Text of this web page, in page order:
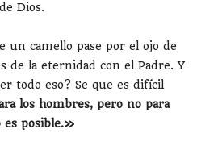
Dios.
un camello pase por el ojo de
de la eternidad con el Padre. Y
todo eso? Se que es difícil
los hombres, pero no para
es posible.»